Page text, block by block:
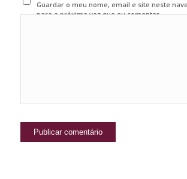
Guardar o meu nome, email e site neste
para a próxima vez que eu comentar.